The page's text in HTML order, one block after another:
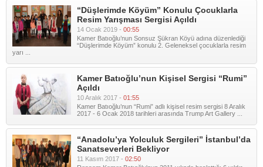
“Düşlerimde Köyüm” Konulu Çocuklarla
Resim Yarışması Sergisi Açıldı
14 Ocak 2019 - 00:55
Kamer Batıoğlu’nun Sonsuz Şükran Köyü adına düzenlediği
“Düşlerimde Köyüm” konulu 2. Geleneksel çocuklarla resim
yarı ...
Kamer Batıoğlu’nun Kişisel Sergisi “Rumi”
Açıldı
10 Aralık 2017 - 01:55
Kamer Batıoğlu’nun “Rumi” adlı kişisel resim sergisi 8 Aralık
2017 - 6 Ocak 2018 tarihleri arasında Trump Art Gallery ...
“Anadolu’ya Yolculuk Sergileri” İstanbul’da
Sanatseverleri Bekliyor
11 Kasım 2017 - 02:50